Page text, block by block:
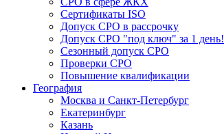
Сертификаты ISO
Допуск СРО в рассрочку
Допуск СРО "под ключ" за 1 день!
Сезонный допуск СРО
Проверки СРО
Повышение квалификации
География
Москва и Санкт-Петербург
Екатеринбург
Казань